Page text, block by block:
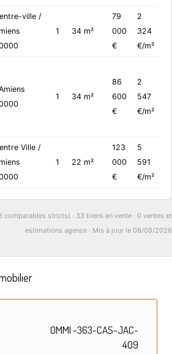
ville /
1 34 m²
79
000
€
2
324
€/m²
1 34 m²
86
600
€
2
547
€/m²
Ville /
1 22 m²
123
000
€
5
591
€/m²
comparables stricts) · 33 biens en vente · 0 ventes et
estimations agence · Mis à jour le 08/08/2026
OMMI -363-CAS-JAC-
409